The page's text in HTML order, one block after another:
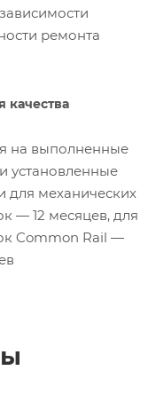
ремонта
качества
на выполненные
установленные
для механических
— 12 месяцев, для
Common Rail —